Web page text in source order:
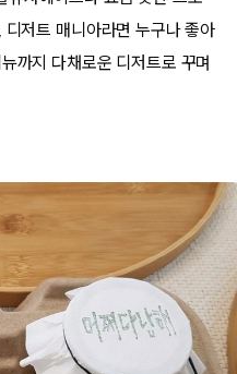
저트 매니아라면 누구나 좋아
까지 다채로운 디저트로 꾸며